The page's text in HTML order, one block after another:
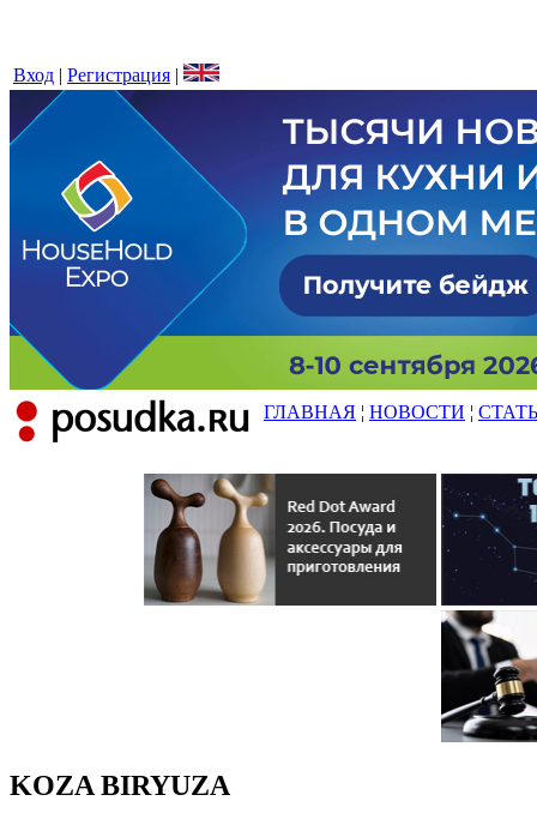
Вход | Регистрация |
ГЛАВНАЯ ¦ НОВОСТИ ¦
KOZA BIRYUZA